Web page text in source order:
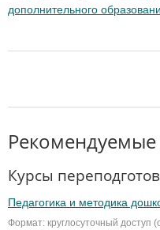
дополнительного
Курсы
Педагогика и методика
Формат: круглосуточный доступ